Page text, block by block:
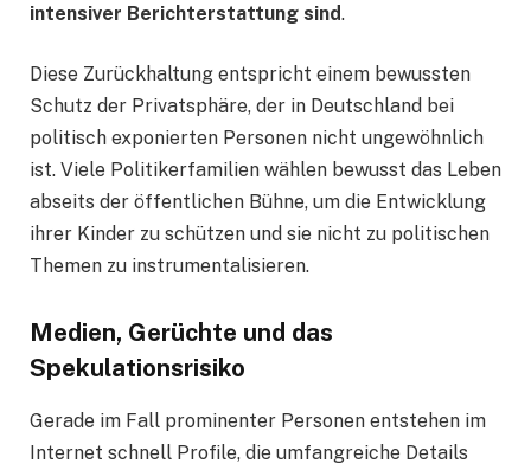
intensiver Berichterstattung sind.
Diese Zurückhaltung entspricht einem bewussten
Schutz der Privatsphäre, der in Deutschland bei
politisch exponierten Personen nicht ungewöhnlich
ist. Viele Politikerfamilien wählen bewusst das Leben
abseits der öffentlichen Bühne, um die Entwicklung
ihrer Kinder zu schützen und sie nicht zu politischen
Themen zu instrumentalisieren.
Medien, Gerüchte und das
Spekulationsrisiko
Gerade im Fall prominenter Personen entstehen im
Internet schnell Profile, die umfangreiche Details